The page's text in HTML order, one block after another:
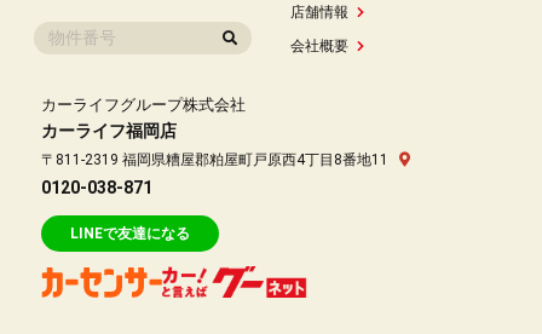
店舗情報
会社概要
カーライフグループ株式会社
カーライフ福岡店
〒811-2319 福岡県糟屋郡粕屋町戸原西4丁目8番地11
0120-038-871
LINEで友達になる